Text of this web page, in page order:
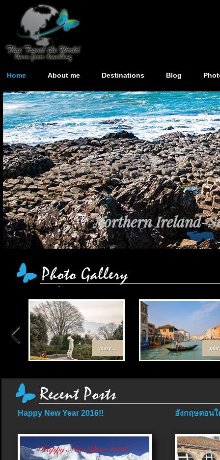
Home About me Destinations Blog
Northern Ireland-
more...
Happy New Year 2016!! อังกฤษตอนใ